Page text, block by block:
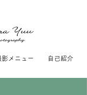
影メニュー 自己紹介